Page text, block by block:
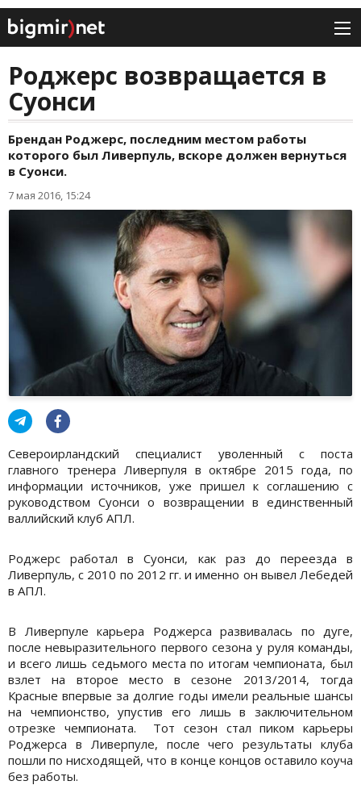
Роджерс возвращается в
Суонси
Брендан Роджерс, последним местом работы
которого был Ливерпуль, вскоре должен вернуться
в Суонси.
7 мая 2016, 15:24
Североирландский специалист уволенный с поста
главного тренера Ливерпуля в октябре 2015 года, по
информации источников, уже пришел к соглашению с
руководством Суонси о возвращении в единственный
валлийский клуб АПЛ.
Роджерс работал в Суонси, как раз до переезда в
Ливерпуль, с 2010 по 2012 гг. и именно он вывел Лебедей
в АПЛ.
В Ливерпуле карьера Роджерса развивалась по дуге,
после невыразительного первого сезона у руля команды,
и всего лишь седьмого места по итогам чемпионата, был
взлет на второе место в сезоне 2013/2014, тогда
Красные впервые за долгие годы имели реальные шансы
на чемпионство, упустив его лишь в заключительном
отрезке чемпионата. Тот сезон стал пиком карьеры
Роджерса в Ливерпуле, после чего результаты клуба
пошли по нисходящей, что в конце концов оставило коуча
без работы.